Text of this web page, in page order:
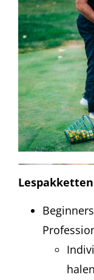
Lespakketten